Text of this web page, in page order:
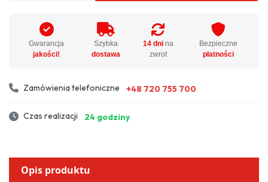
Gwarancja
jakości!
Szybka
dostawa
14 dnina
zwrot
Bezpieczne
płatności
Zamówienia telefoniczne +48 720 755 700
Czas realizacji 24 godziny
Opis produktu